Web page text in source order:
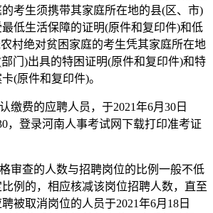
考生须携带其家庭所在地的县(区、市)
低生活保障的证明(原件和复印件)和低
村绝对贫困家庭的考生凭其家庭所在地
门)出具的特困证明(原件和复印件)和特
(原件和复印件)。
缴费的应聘人员，于2021年6月30日
，登录河南人事考试网下载打印准考证
审查的人数与招聘岗位的比例一般不低
例的，相应核减该岗位招聘人数，直至
被取消岗位的人员于2021年6月18日